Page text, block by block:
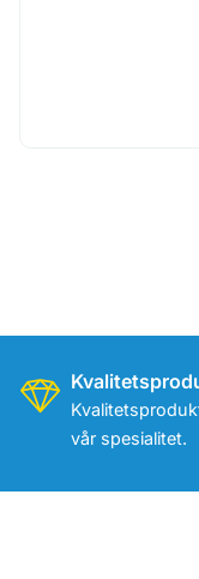
vår spesialitet.